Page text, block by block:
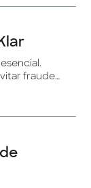
rápida
fraudes
enfatiza
enlaces